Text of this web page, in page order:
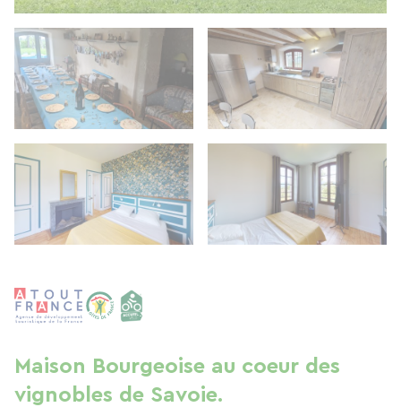
Maison Bourgeoise au coeur des
vignobles de Savoie.